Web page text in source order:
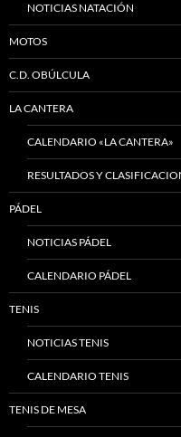
NOTICIAS NATACIÓN
MOTOS
C.D. OBÚLCULA
LA CANTERA
CALENDARIO «LA CANTERA»
RESULTADOS Y
PÁDEL
NOTICIAS PÁDEL
CALENDARIO PÁDEL
TENIS
NOTICIAS TENIS
CALENDARIO TENIS
TENIS DE MESA